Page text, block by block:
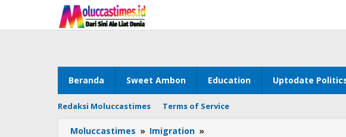
content
Beranda Sweet Ambon Education Uptodate
Redaksi Moluccastimes Terms of Service
Moluccastimes » Imigration »